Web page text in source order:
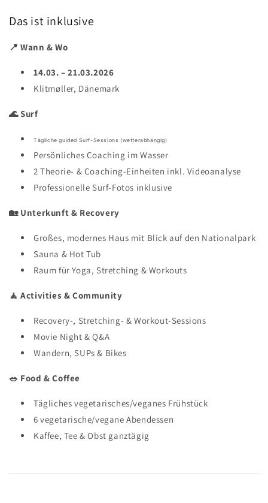
Das ist inklusive
📍 Wann & Wo
14.03. – 21.03.2026
Klitmøller, Dänemark
🌊 Surf
Tägliche guided Surf-Sessions (wetterabhängig)
Persönliches Coaching im Wasser
2 Theorie- & Coaching-Einheiten inkl. Videoanalyse
Professionelle Surf-Fotos inklusive
🏡 Unterkunft & Recovery
Großes, modernes Haus mit Blick auf den Nationalpark
Sauna & Hot Tub
Raum für Yoga, Stretching & Workouts
🧘 Activities & Community
Recovery-, Stretching- & Workout-Sessions
Movie Night & Q&A
Wandern, SUPs & Bikes
🥗 Food & Coffee
Tägliches vegetarisches/veganes Frühstück
6 vegetarische/vegane Abendessen
Kaffee, Tee & Obst ganztägig